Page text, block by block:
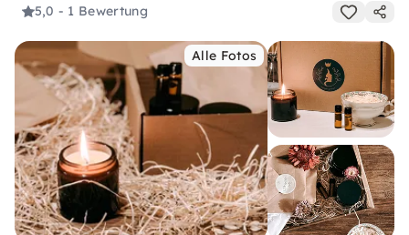
5,0 - 1 Bewertung
Alle Fotos